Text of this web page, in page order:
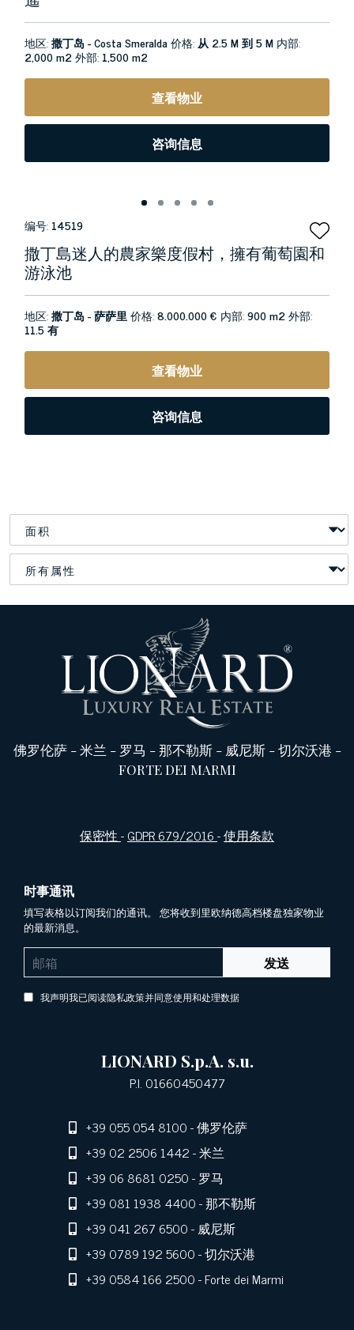
地区:撒丁岛 - Costa Smeralda价格:从 2.5 M 到 5 M 内部:
2,000 m2外部: 1,500 m2
查看物业
咨询信息
编号: 14519
撒丁島迷人的農家樂度假村，擁有葡萄園和
游泳池
地区:撒丁岛 - 萨萨里价格:8.000.000 € 内部:900 m2外部:
11.5 有
查看物业
咨询信息
佛罗伦萨-米兰 - 罗马 -那不勒斯- 威尼斯-切尔沃港 -
FORTE DEI MARMI
保密性-GDPR 679/2016-使用条款
时事通讯
填写表格以订阅我们的通讯。 您将收到里欧纳德高档楼盘独家物业
的最新消息。
发送
我声明我已阅读隐私政策并同意使用和处理数据
LIONARD S.p.A. s.u.
P.I. 01660450477
+39 055 054 8100- 佛罗伦萨
+39 02 2506 1442- 米兰
+39 06 8681 0250- 罗马
+39 081 1938 4400- 那不勒斯
+39 041 267 6500- 威尼斯
+39 0789 192 5600- 切尔沃港
+39 0584 166 2500- Forte dei Marmi